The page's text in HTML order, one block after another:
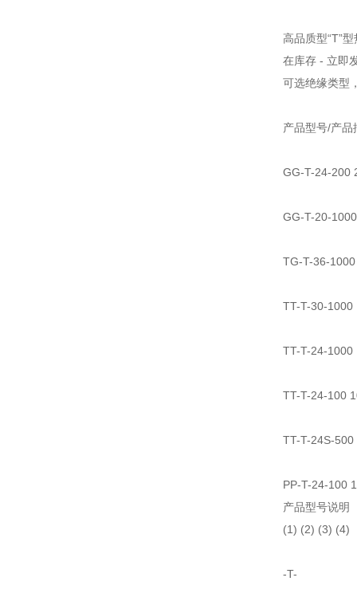
高品质型“T”
在库存 - 立即
可选绝缘类型
产品型号/产品
GG-T-24-200
GG-T-20-
TG-T-36-
TT-T-30-1000
TT-T-24-1000
TT-T-24-100
TT-T-24S-500
PP-T-24-100
产品型号说明
(1) (2) (3) (4)
-T-